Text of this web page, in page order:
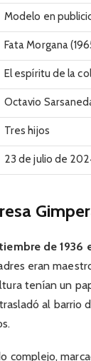
Modelo en
Fata Morgana
El espíritu de la
Octavio
Tres hijos
23 de julio de
de 1936
eran
tenían un
al barrio
complejo,